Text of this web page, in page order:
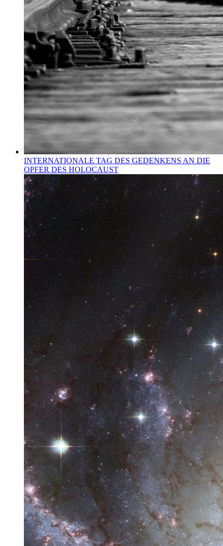
INTERNATIONALE TAG DES GEDENKENS AN DIE
OPFER DES HOLOCAUST